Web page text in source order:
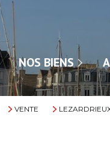
NOS BIENS
NOS VENTES
NOS LOCATIONS
VENTE